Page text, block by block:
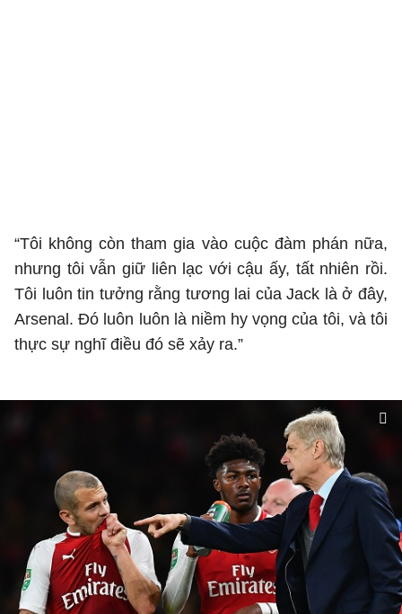
“Tôi không còn tham gia vào cuộc đàm phán nữa,
nhưng tôi vẫn giữ liên lạc với cậu ấy, tất nhiên rồi.
Tôi luôn tin tưởng rằng tương lai của Jack là ở đây,
Arsenal. Đó luôn luôn là niềm hy vọng của tôi, và tôi
thực sự nghĩ điều đó sẽ xảy ra.”